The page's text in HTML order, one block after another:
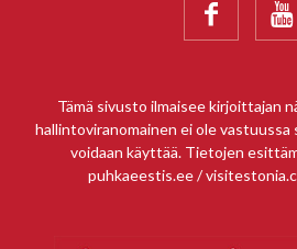
 
Tämä sivusto ilmaisee kirjoittajan
hallintoviranomainen ei ole
voidaan käyttää. Tietojen
puhkaeestis.ee /